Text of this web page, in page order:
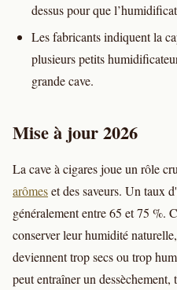
dessus pour que
Les fabricants indiquent la
plusieurs petits
grande cave.
Mise à jour 2026
La cave à cigares joue un rôle
arômeset des saveurs. Un taux
généralement entre 65 et 75 %.
conserver leur humidité
deviennent trop secs ou trop
peut entraîner un